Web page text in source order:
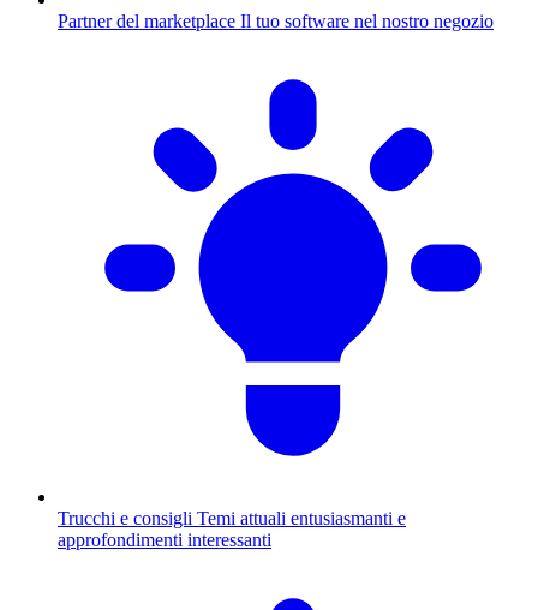
Partner del marketplace Il tuo software nel nostro negozio
Trucchi e consigli Temi attuali entusiasmanti e
approfondimenti interessanti